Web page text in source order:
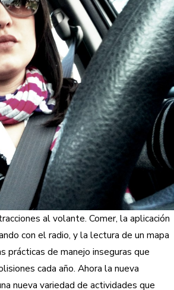
al volante. Comer, la aplicación
con el radio, y la lectura de un mapa
prácticas de manejo inseguras que
cada año. Ahora la nueva
nueva variedad de actividades que